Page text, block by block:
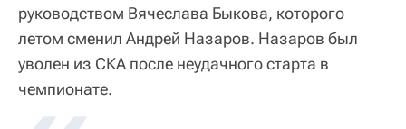
руководством Вячеслава Быкова, которого
летом сменил Андрей Назаров. Назаров был
уволен из СКА после неудачного старта в
чемпионате.